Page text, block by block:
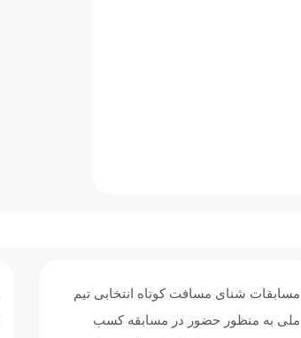
مسابقات شنای مسافت کوتاه انتخابی تیم
ملی به منظور حضور در مسابقه کسب